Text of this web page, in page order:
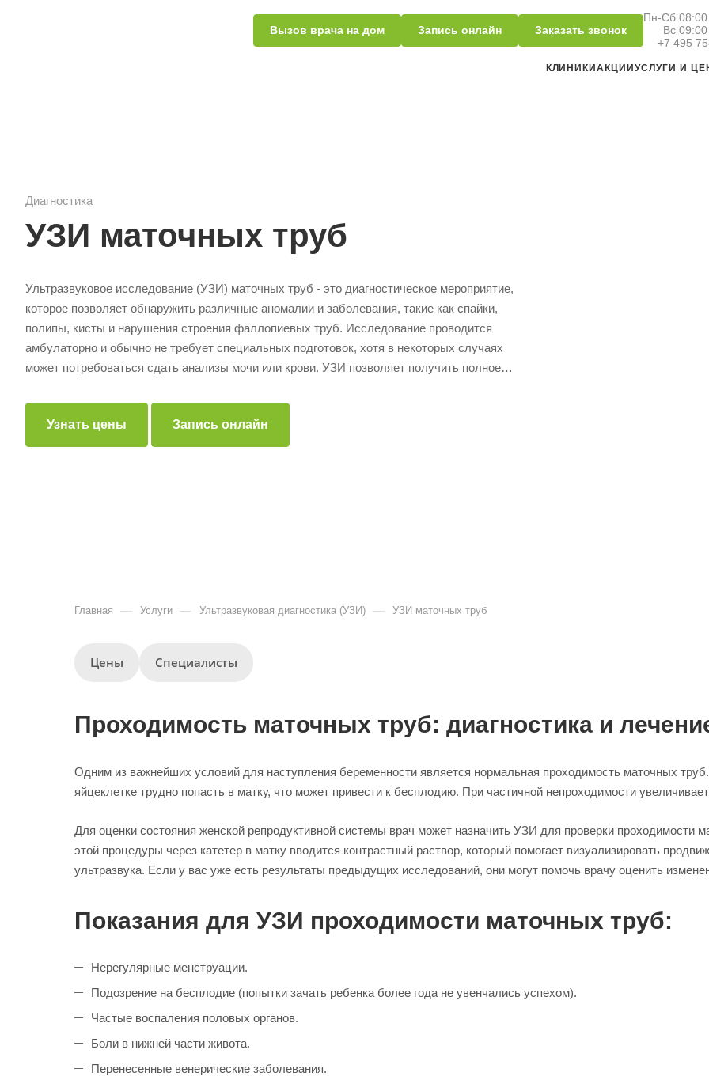
Вызов врача на дом Запись онлайн Заказать звонок
Пн-Сб
Вс
+7 495
КЛИНИКИАКЦИИУСЛУГИ И
Диагностика
УЗИ маточных труб
Ультразвуковое исследование (УЗИ) маточных труб - это диагностическое мероприятие,
которое позволяет обнаружить различные аномалии и заболевания, такие как спайки,
полипы, кисты и нарушения строения фаллопиевых труб. Исследование проводится
амбулаторно и обычно не требует специальных подготовок, хотя в некоторых случаях
может потребоваться сдать анализы мочи или крови. УЗИ позволяет получить полное
эндометрия.
Узнать цены
Запись онлайн
Главная — Услуги — Ультразвуковая диагностика (УЗИ) — УЗИ маточных труб
Цены Специалисты
Проходимость маточных труб: диагностика и
Одним из важнейших условий для наступления беременности является нормальная проходимость маточных
яйцеклетке трудно попасть в матку, что может привести к бесплодию. При частичной непроходимости
Для оценки состояния женской репродуктивной системы врач может назначить УЗИ для проверки проходимости
этой процедуры через катетер в матку вводится контрастный раствор, который помогает визуализировать
ультразвука. Если у вас уже есть результаты предыдущих исследований, они могут помочь врачу оценить
Показания для УЗИ проходимости маточных труб:
Нерегулярные менструации.
Подозрение на бесплодие (попытки зачать ребенка более года не увенчались успехом).
Частые воспаления половых органов.
Боли в нижней части живота.
Перенесенные венерические заболевания.